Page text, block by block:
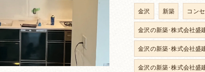
金沢 新築 コン
金沢の新築･株式会社盛
金沢の新築･株式会社盛
金沢の新築･株式会社盛